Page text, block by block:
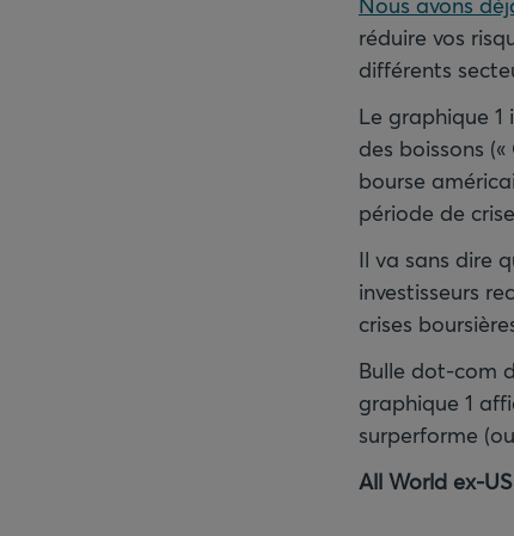
réduire vos
différents
Le graphique
des boissons
bourse
période de
Il va sans dire
investisseurs
crises
Bulle dot-com
graphique 1
surperforme
All World ex-